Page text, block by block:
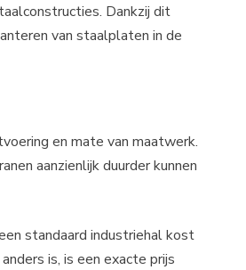
Dankzij dit
van staalplaten in de
en mate van maatwerk.
aanzienlijk duurder kunnen
standaard industriehal kost
is, is een exacte prijs